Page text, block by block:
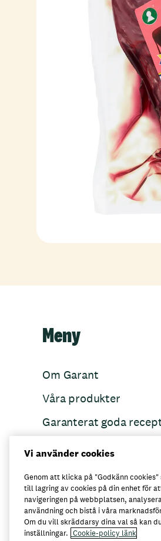
Meny
Om Garant
Våra produkter
Garanterat goda
Här kan du köpa
Vi använder cookies
Genom att klicka på "Godkänn
till lagring av cookies på din enhet för
navigeringen på webbplatsen,
användning och bistå i våra
Om du vill skräddarsy dina val så kan
inställningar. Cookie-policy länk